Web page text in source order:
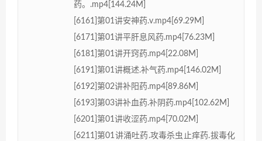
药。.mp4[144.24M]
[6161]第01讲安神药.v.mp4[69.29M]
[6171]第01讲平肝息风药.mp4[76.23M]
[6181]第01讲开窍药.mp4[22.08M]
[6191]第01讲概述.补气药.mp4[146.02M]
[6192]第02讲补阳药.mp4[89.86M]
[6193]第03讲补血药.补阴药.mp4[102.62M]
[6201]第01讲收涩药.mp4[70.02M]
[6211]第01讲涌吐药.攻毒杀虫止痒药.拔毒化